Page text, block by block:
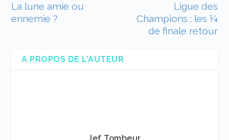
La lune amie ou
ennemie ?
Ligue des
Champions : les ¼
de finale retour
A PROPOS DE L'AUTEUR